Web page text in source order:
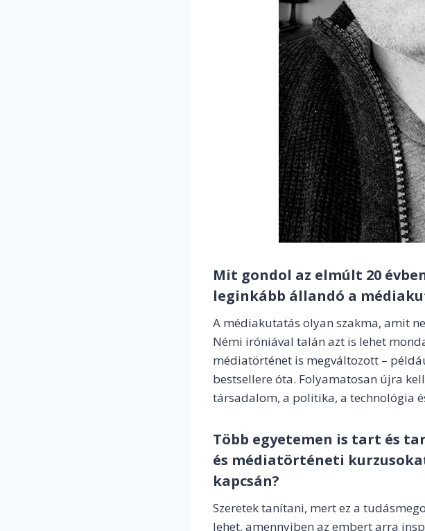
Mit gondol az elmúlt 20
leginkább állandó a
A médiakutatás olyan szakma, amit
Némi iróniával talán azt is lehet
médiatörténet is megváltozott –
bestsellere óta. Folyamatosan újra
társadalom, a politika, a technológia
Több egyetemen is tart és
és médiatörténeti
kapcsán?
Szeretek tanítani, mert ez a
lehet, amennyiben az embert arra